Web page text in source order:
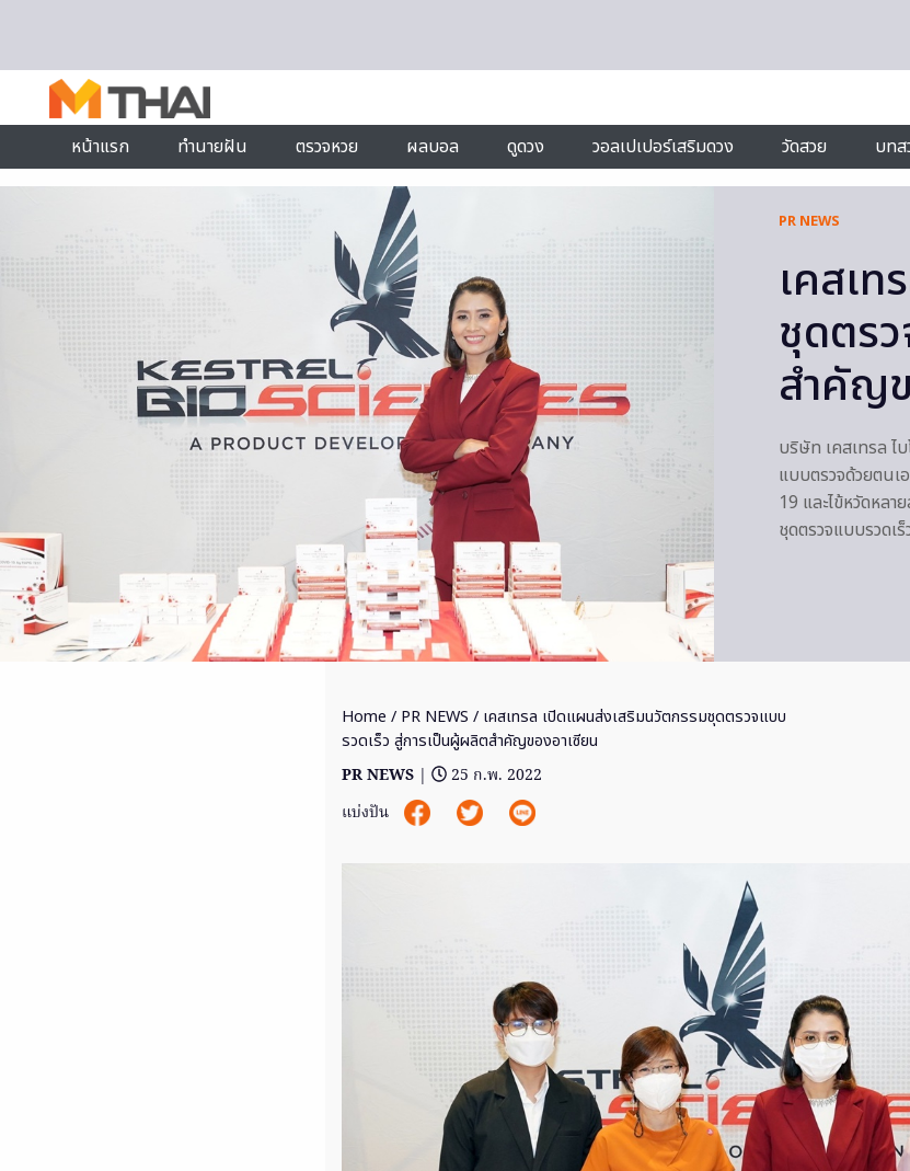
หน้าแรก
ทำนายฝัน ตรวจหวย ผลบอล ดูดวง วอลเปเปอร์เสริมดวง วัดสวย บท
PR NEWS
เคสเ
ชุดตร
สำคัญ
บริษัท เคสเทรล ไ
แบบตรวจด้วยตนเ
19 และไข้หวัดหล
ชุดตรวจแบบรวดเ
Home / PR NEWS / เคสเทรล เปิดแผนส่งเสริมนวัตกรรมชุดตรวจแบบ
รวดเร็ว สู่การเป็นผู้ผลิตสำคัญของอาเซียน
PR NEWS |
25 ก.พ. 2022
แบ่งปัน